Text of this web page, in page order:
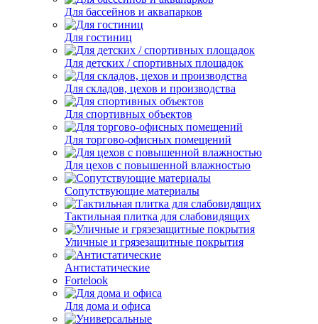
Для бассейнов и аквапарков
Для гостиниц
Для детских / спортивных площадок
Для складов, цехов и производства
Для спортивных объектов
Для торгово-офисных помещений
Для цехов с повышенной влажностью
Сопутствующие материалы
Тактильная плитка для слабовидящих
Уличные и грязезащитные покрытия
Антистатические
Fortelook
Для дома и офиса